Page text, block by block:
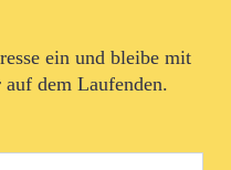
ein und bleibe mit
dem Laufenden.